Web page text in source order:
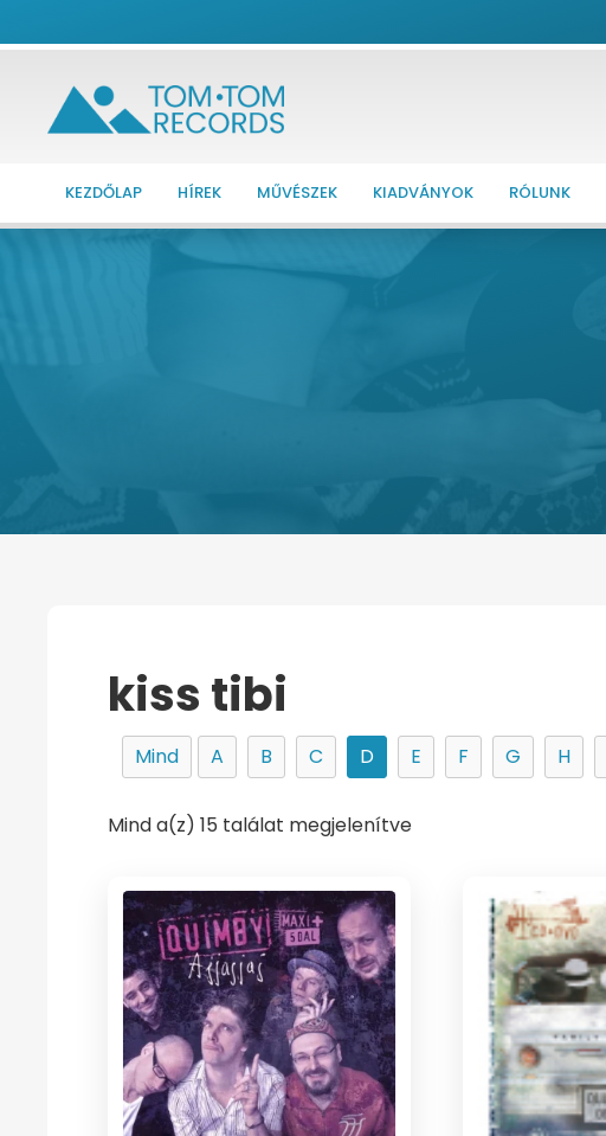
KEZDŐLAP HÍREK MŰVÉSZEK KIADVÁNYOK RÓLUNK
kiss tibi
Mind A B C D E F G H
Mind a(z) 15 találat megjelenítve